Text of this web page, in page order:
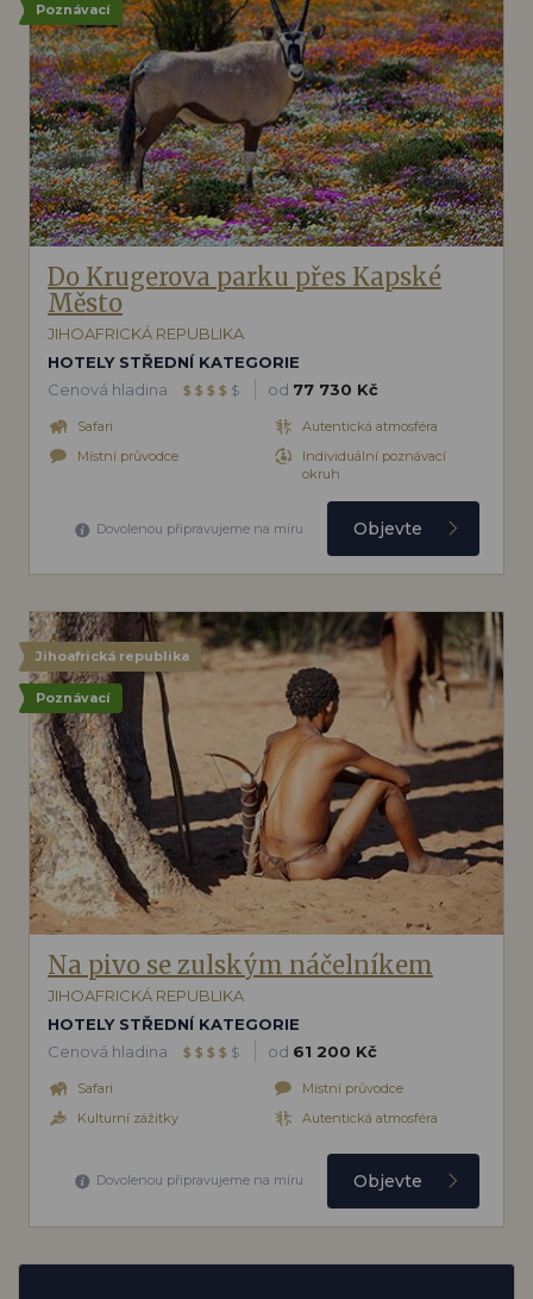
Poznávací
Do Krugerova parku přes Kapské
Město
JIHOAFRICKÁ REPUBLIKA
HOTELY STŘEDNÍ KATEGORIE
Cenová hladina
$ $ $ $ $ od 77 730 Kč
Safari
Místní průvodce
Autentická atmosféra
Individuální poznávací
okruh
Dovolenou připravujeme na míru Objevte
Jihoafrická republika
Poznávací
Na pivo se zulským náčelníkem
JIHOAFRICKÁ REPUBLIKA
HOTELY STŘEDNÍ KATEGORIE
Cenová hladina
$ $ $ $ $ od 61 200 Kč
Safari
Kulturní zážitky
Místní průvodce
Autentická atmosféra
Dovolenou připravujeme na míru Objevte